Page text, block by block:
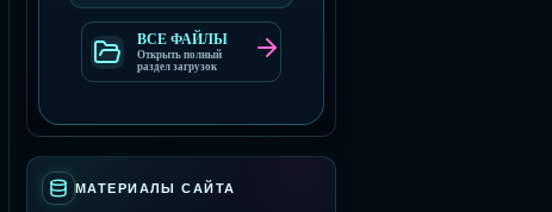
ВСЕ ФАЙЛЫ
Открыть полный
раздел загрузок
МАТЕРИАЛЫ САЙТА